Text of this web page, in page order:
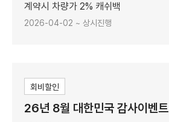
계약시 차량가 2% 캐쉬백
2026-04-02 ~ 상시진행
회비할인
26년 8월 대한민국 감사이벤트